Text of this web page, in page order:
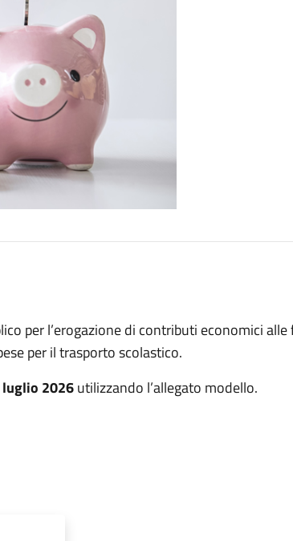
per l’erogazione di contributi economici
per il trasporto scolastico.
2026utilizzando l’allegato modello.